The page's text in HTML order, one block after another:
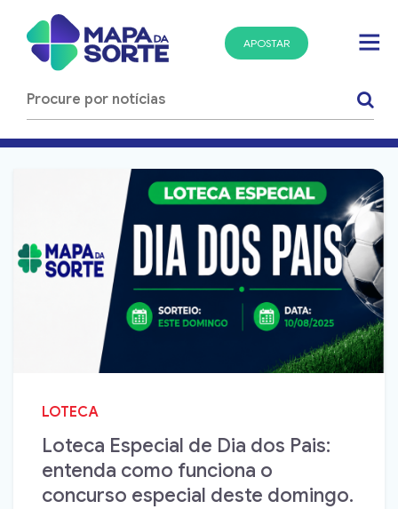
APOSTAR
LOTECA
Loteca Especial de Dia dos Pais:
entenda como funciona o
concurso especial deste domingo.